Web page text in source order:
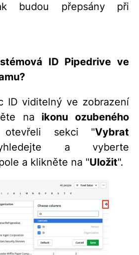
budou přepsány při
ID Pipedrive ve
ID viditelný ve zobrazení
na ikonu ozubeného
sekci "Vybrat
a vyberte
a klikněte na "Uložit".